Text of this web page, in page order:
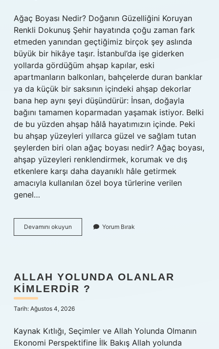
Ağaç Boyası Nedir? Doğanın Güzelliğini Koruyan
Renkli Dokunuş Şehir hayatında çoğu zaman fark
etmeden yanından geçtiğimiz birçok şey aslında
büyük bir hikâye taşır. İstanbul’da işe giderken
yollarda gördüğüm ahşap kapılar, eski
apartmanların balkonları, bahçelerde duran banklar
ya da küçük bir saksının içindeki ahşap dekorlar
bana hep aynı şeyi düşündürür: İnsan, doğayla
bağını tamamen koparmadan yaşamak istiyor. Belki
de bu yüzden ahşap hâlâ hayatımızın içinde. Peki
bu ahşap yüzeyleri yıllarca güzel ve sağlam tutan
şeylerden biri olan ağaç boyası nedir? Ağaç boyası,
ahşap yüzeyleri renklendirmek, korumak ve dış
etkenlere karşı daha dayanıklı hâle getirmek
amacıyla kullanılan özel boya türlerine verilen
genel…
Devamını okuyun
boyası
Yorum Bırak
ALLAH YOLUNDA OLANLAR
KIMLERDIR ?
Tarih: Ağustos 4, 2026
Kaynak Kıtlığı, Seçimler ve Allah Yolunda Olmanın
Ekonomi Perspektifine İlk Bakış Allah yolunda